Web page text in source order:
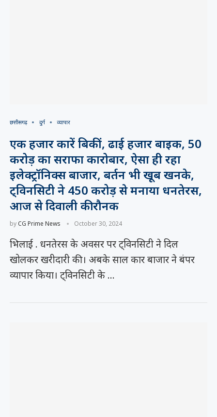
छत्तीसगढ़ दुर्ग व्यापार
एक हजार कारें बिकीं, ढाई हजार बाइक, 50
करोड़ का सराफा कारोबार, ऐसा ही रहा
इलेक्ट्रॉनिक्स बाजार, बर्तन भी खूब खनके,
ट्विनसिटी ने 450 करोड़ से मनाया धनतेरस,
आज से दिवाली की रौनक
byCG Prime News October 30, 2024
भिलाई . धनतेरस के अवसर पर ट्विनसिटी ने दिल
खोलकर खरीदारी की। अबके साल कार बाजार ने बंपर
व्यापार किया। ट्विनसिटी के …